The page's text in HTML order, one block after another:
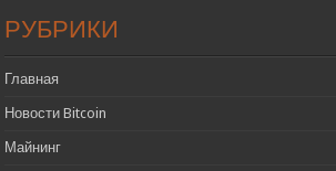
РУБРИКИ
Главная
Новости Bitcoin
Майнинг